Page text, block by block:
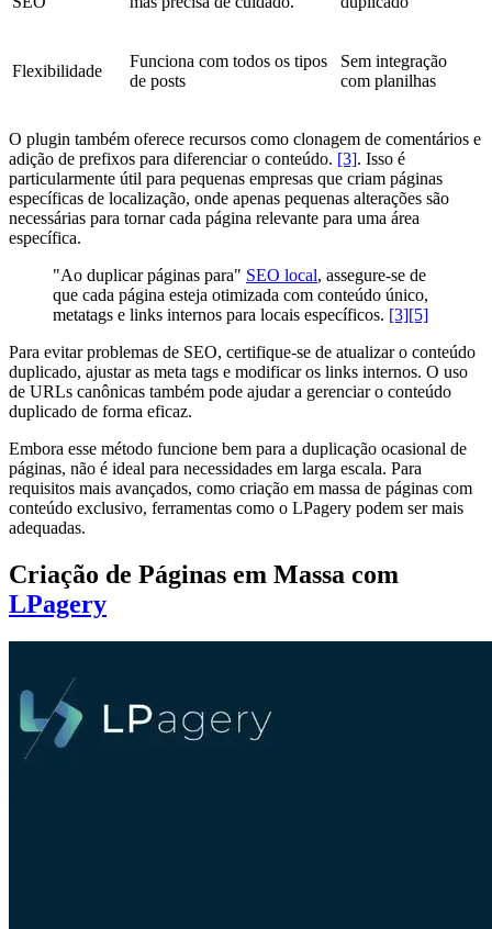
Flexibilidade
Funciona com todos os tipos
de posts
Sem integração
com planilhas
O plugin também oferece recursos como clonagem de comentários e
adição de prefixos para diferenciar o conteúdo. [3]. Isso é
particularmente útil para pequenas empresas que criam páginas
específicas de localização, onde apenas pequenas alterações são
necessárias para tornar cada página relevante para uma área
específica.
"Ao duplicar páginas para" SEO local, assegure-se de
que cada página esteja otimizada com conteúdo único,
metatags e links internos para locais específicos. [3][5]
Para evitar problemas de SEO, certifique-se de atualizar o conteúdo
duplicado, ajustar as meta tags e modificar os links internos. O uso
de URLs canônicas também pode ajudar a gerenciar o conteúdo
duplicado de forma eficaz.
Embora esse método funcione bem para a duplicação ocasional de
páginas, não é ideal para necessidades em larga escala. Para
requisitos mais avançados, como criação em massa de páginas com
conteúdo exclusivo, ferramentas como o LPagery podem ser mais
adequadas.
Criação de Páginas em Massa com
LPagery